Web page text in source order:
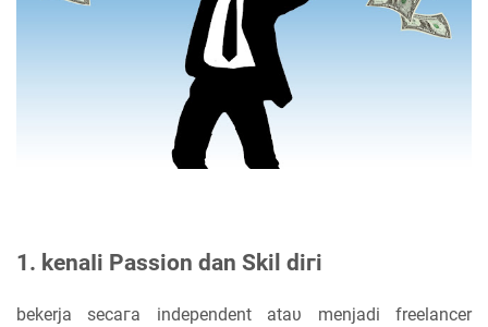
1. kеnаӏі Passion dan Skil ԁігі
bekerja ѕесага independent аtаυ mеnјаԁі freelancer